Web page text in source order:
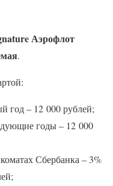
Аэрофлот
.
год – 12 000 рублей;
годы – 12 000
Сбербанка – 3%